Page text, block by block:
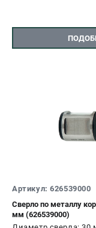
Артикул: 626539000
Сверло по металлу
мм (626539000)